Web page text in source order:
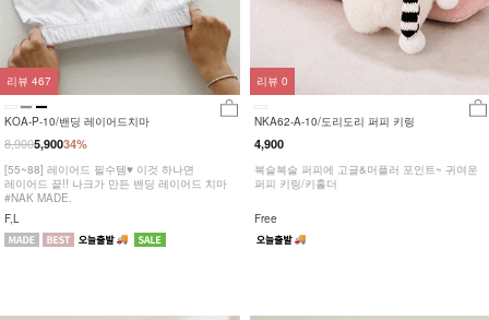
KOA-P-10/밴딩 레이어드치마
34%
8,9005,900
[55~88] 레이어드 필수템♥ 이것 하나면
레이어드 끝!! 나크가 만든 밴딩 레이어드 치마
#NAK MADE.
F,L
리뷰 467
NKA62-A-10/도리도리 퍼피 키링
4,900
복슬복슬 퍼피에 고글&머플러 포인트~ 귀여운
퍼피 키링/키홀더
Free
리뷰 0